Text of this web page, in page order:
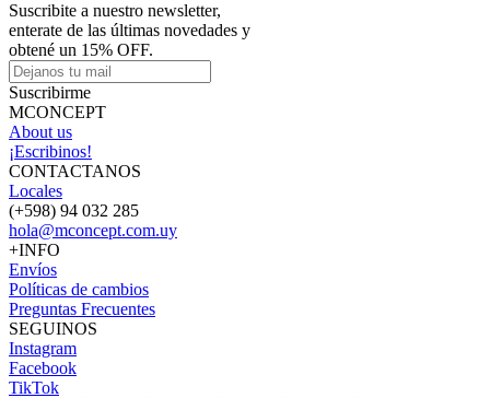
Suscribite a nuestro newsletter,
enterate de las últimas novedades y
obtené un 15% OFF.
Suscribirme
MCONCEPT
About us
¡Escribinos!
CONTACTANOS
Locales
(+598) 94 032 285
hola@mconcept.com.uy
+INFO
Envíos
Políticas de cambios
Preguntas Frecuentes
SEGUINOS
Instagram
Facebook
TikTok